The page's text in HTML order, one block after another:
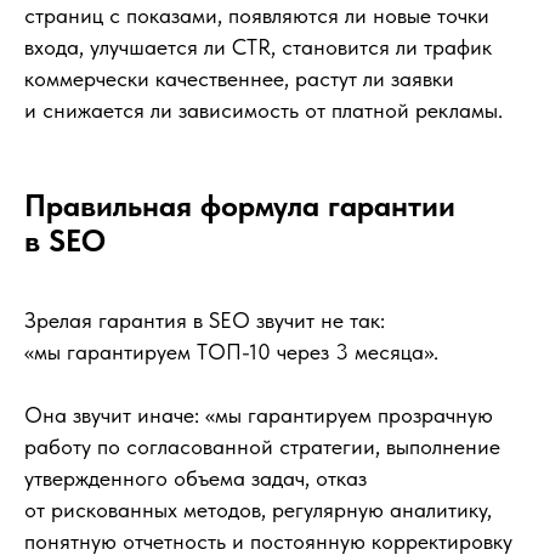
страниц с показами, появляются ли новые точки
входа, улучшается ли CTR, становится ли трафик
коммерчески качественнее, растут ли заявки
и снижается ли зависимость от платной рекламы.
Правильная формула гарантии
в SEO
Зрелая гарантия в SEO звучит не так:
«мы гарантируем ТОП-10 через 3 месяца».
Она звучит иначе: «мы гарантируем прозрачную
работу по согласованной стратегии, выполнение
утвержденного объема задач, отказ
от рискованных методов, регулярную аналитику,
понятную отчетность и постоянную корректировку